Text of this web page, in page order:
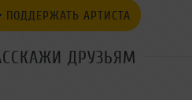
ПОДДЕРЖАТЬ АРТИСТА
ДРУЗЬЯМ